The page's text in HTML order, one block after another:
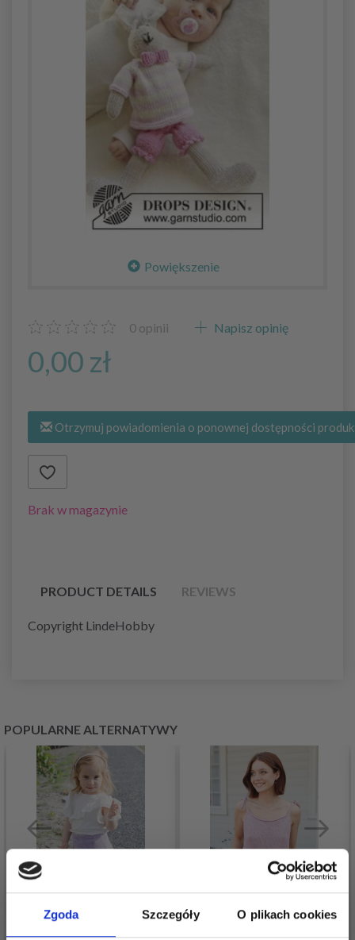
Zgoda Szczegóły O plikach cookies
Powiększenie
0 opinii Napisz opinię
0,00 zł
Otrzymuj powiadomienia o ponownej dostępności
Brak w magazynie
PRODUCT DETAILS REVIEWS
Copyright LindeHobby
POPULARNE ALTERNATYWY